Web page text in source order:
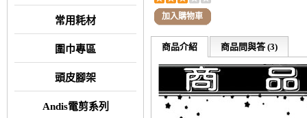
常用耗材
圍巾專區
頭皮腳架
Andis電剪系列
加入購物車
商品介紹 商品問與答 (3)